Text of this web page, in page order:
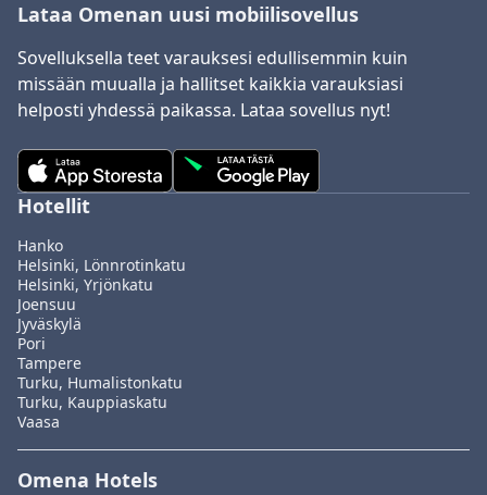
Lataa Omenan uusi mobiilisovellus
Sovelluksella teet varauksesi edullisemmin kuin
missään muualla ja hallitset kaikkia varauksiasi
helposti yhdessä paikassa. Lataa sovellus nyt!
Hotellit
Hanko
Helsinki, Lönnrotinkatu
Helsinki, Yrjönkatu
Joensuu
Jyväskylä
Pori
Tampere
Turku, Humalistonkatu
Turku, Kauppiaskatu
Vaasa
Omena Hotels